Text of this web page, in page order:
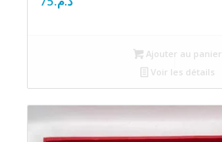
Ajouter au panier
Voir les détails